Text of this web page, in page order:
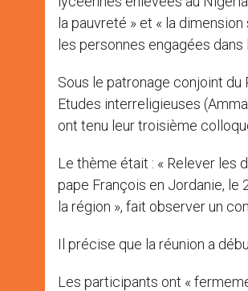
la pauvreté » et « la
les personnes engagées dans
Sous le patronage conjoint du
Etudes interreligieuses
ont tenu leur troisième
Le thème était : « Relever les
pape François en Jordanie, le
la région », fait observer un
Il précise que la réunion a
Les participants ont «